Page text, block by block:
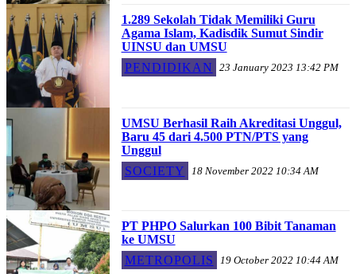
1.289 Sekolah Tidak Memiliki Guru
Agama Islam, Kadisdik Sumut Sindir
UINSU dan UMSU
PENDIDIKAN
23 January 2023 13:42 PM
UMSU Berhasil Raih Akreditasi Unggul,
Baru 45 dari 4.500 PTN/PTS yang
Unggul
SOCIETY
18 November 2022 10:34 AM
PT PHPO Salurkan 100 Bibit Tanaman
ke UMSU
METROPOLIS
19 October 2022 10:44 AM